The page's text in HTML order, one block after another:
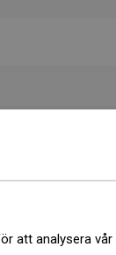
att analysera